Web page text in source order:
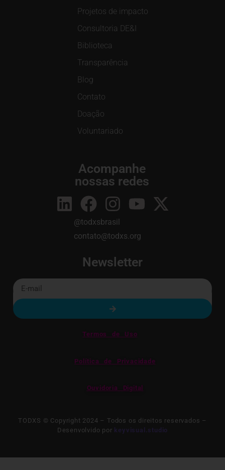
Projetos de impacto
Consultoria DE&I
Biblioteca
Transparência
Blog
Contato
Doação
Voluntariado
Acompanhe
nossas redes
@todxsbrasil
contato@todxs.org
Newsletter
Termos de Uso
Política de Privacidade
Ouvidoria Digital
TODXS © Copyright 2024 – Todos os direitos reservados –
Desenvolvido por keyvisual.studio